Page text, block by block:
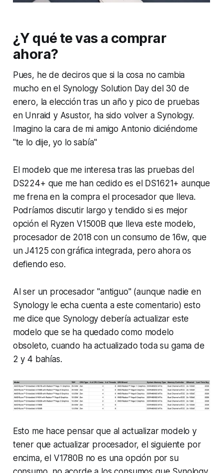
¿Y qué te vas a comprar
ahora?
Pues, he de deciros que si la cosa no cambia
mucho en el Synology Solution Day del 30 de
enero, la elección tras un año y pico de pruebas
en Unraid y Asustor, ha sido volver a Synology.
Imagino la cara de mi amigo Antonio diciéndome
"te lo dije, yo lo sabía"
El modelo que me interesa tras las pruebas del
DS224+ que me han cedido es el DS1621+ aunque
me frena en la compra el procesador que lleva.
Podríamos discutir largo y tendido si es mejor
opción el Ryzen V1500B que lleva este modelo,
procesador de 2018 con un consumo de 16w, que
un J4125 con gráfica integrada, pero ahora os
defiendo eso.
Al ser un procesador "antiguo" (aunque nadie en
Synology le echa cuenta a este comentario) esto
me dice que Synology debería actualizar este
modelo que se ha quedado como modelo
obsoleto, cuando ha actualizado toda su gama de
2 y 4 bahías.
Esto me hace pensar que al actualizar modelo y
tener que actualizar procesador, el siguiente por
encima, el V1780B no es una opción por su